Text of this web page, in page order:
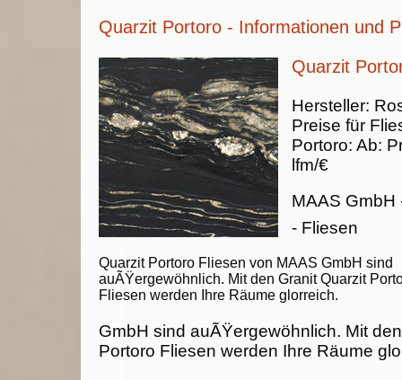
Quarzit Portoro - Informationen und
Quarzit
Quarzit Portoro Fliesen von MAAS GmbH sind
auÃŸergewöhnlich. Mit den Granit Quarzit
Fliesen werden Ihre Räume glorreich.
Hersteller:
Preise für
Portoro: Ab:
lfm/€
MAAS GmbH
- Fliesen
GmbH sind auÃŸergewöhnlich. Mit
Portoro Fliesen werden Ihre Räume